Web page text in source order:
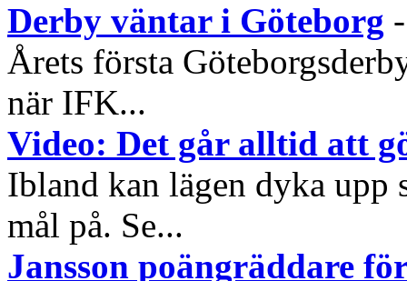
Derby väntar i Göteborg
Årets första
när IFK...
Video: Det går alltid att
Ibland kan lägen dyka upp
mål på. Se...
Jansson poängräddare